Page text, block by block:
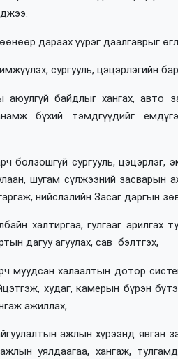
дараах үүрэг даалгаврыг
сургууль, цэцэрлэгийн
аюулгүй байдлыг хангах,
бүхий тэмдгүүдийг
болзошгүй сургууль, цэцэрлэг,
шугам сүлжээний засварын
нийслэлийн Засаг даргын
халтиргаа, гулгааг арилгах
дагуу агуулах, сав бэлтгэх,
муудсан халаалтын дотор
худаг, камерын бүрэн
ажиллах,
ажлын хүрээнд
уялдаагаа, хангаж,